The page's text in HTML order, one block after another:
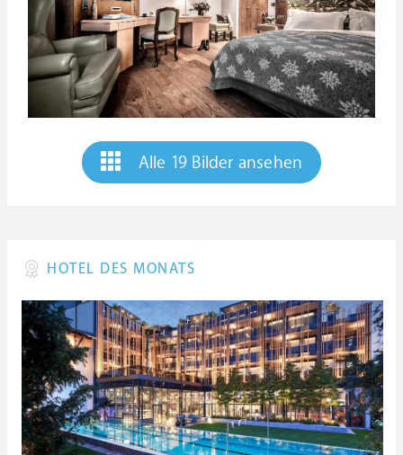
Alle 19 Bilder ansehen
HOTEL DES MONATS